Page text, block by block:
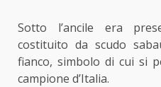
Sotto l’ancile era
costituito da scudo
fianco, simbolo di cui si
campione d’Italia.